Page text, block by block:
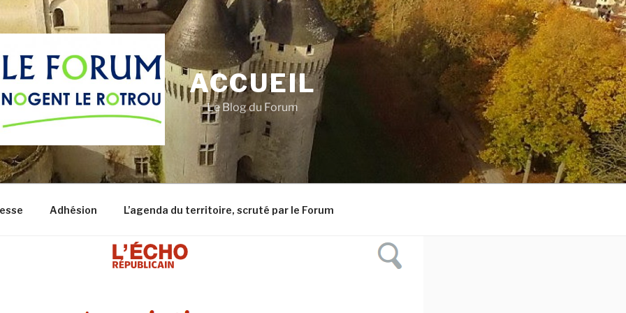
ACCUEIL
Le Blog du Forum
Adhésion L’agenda du territoire, scruté par le Forum